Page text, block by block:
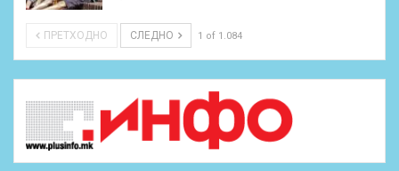
ПРЕТХОДНО СЛЕДНО 1 of 1.084